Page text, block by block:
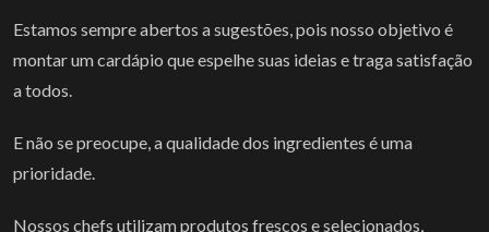
Estamos sempre abertos a sugestões, pois nosso objetivo é
montar um cardápio que espelhe suas ideias e traga satisfação
a todos.
E não se preocupe, a qualidade dos ingredientes é uma
prioridade.
Nossos chefs utilizam produtos frescos e selecionados,